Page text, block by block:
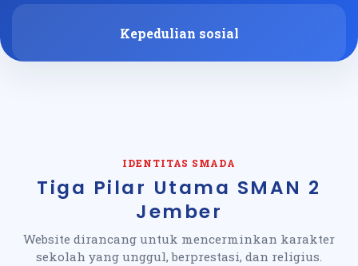
Kepedulian sosial
IDENTITAS SMADA
Tiga Pilar Utama SMAN 2
Jember
Website dirancang untuk mencerminkan karakter
sekolah yang unggul, berprestasi, dan religius.